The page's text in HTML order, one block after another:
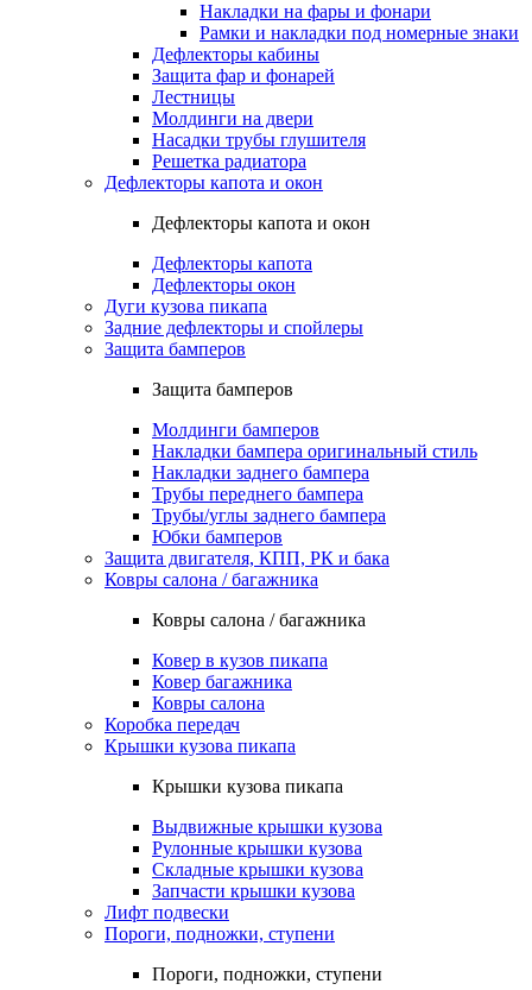
Накладки на фары и фонари
Рамки и накладки под номерные знаки
Дефлекторы кабины
Защита фар и фонарей
Лестницы
Молдинги на двери
Насадки трубы глушителя
Решетка радиатора
Дефлекторы капота и окон
Дефлекторы капота и окон
Дефлекторы капота
Дефлекторы окон
Дуги кузова пикапа
Задние дефлекторы и спойлеры
Защита бамперов
Защита бамперов
Молдинги бамперов
Накладки бампера оригинальный стиль
Накладки заднего бампера
Трубы переднего бампера
Трубы/углы заднего бампера
Юбки бамперов
Защита двигателя, КПП, РК и бака
Ковры салона / багажника
Ковры салона / багажника
Ковер в кузов пикапа
Ковер багажника
Ковры салона
Коробка передач
Крышки кузова пикапа
Крышки кузова пикапа
Выдвижные крышки кузова
Рулонные крышки кузова
Складные крышки кузова
Запчасти крышки кузова
Лифт подвески
Пороги, подножки, ступени
Пороги, подножки, ступени